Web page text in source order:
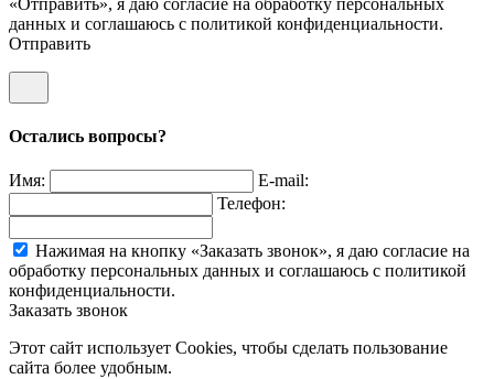
данных и соглашаюсь c политикой конфиденциальности.
Отправить
Остались вопросы?
Имя:
E-mail:
Телефон:
Нажимая на кнопку «Заказать звонок», я даю согласие на
обработку персональных данных и соглашаюсь c политикой
конфиденциальности.
Заказать звонок
Этот сайт использует Cookies, чтобы сделать пользование
сайта более удобным.